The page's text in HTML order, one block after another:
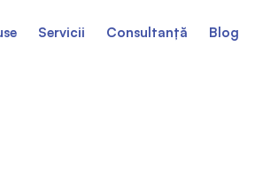
Servicii Consultanță Blog